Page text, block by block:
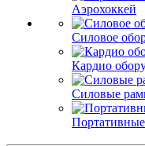
Аэрохоккей
Силовое
Кардио
Силовые